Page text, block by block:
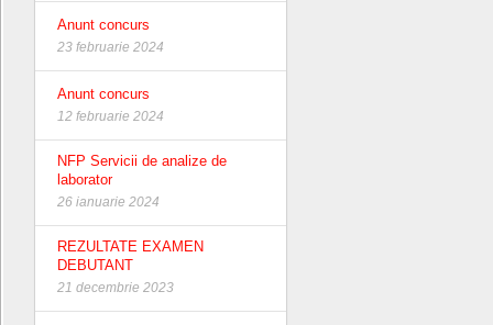
Anunt concurs
23 februarie 2024
Anunt concurs
12 februarie 2024
NFP Servicii de analize de
laborator
26 ianuarie 2024
REZULTATE EXAMEN
DEBUTANT
21 decembrie 2023